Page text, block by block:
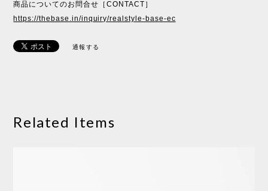
商品についてのお問合せ［CONTACT］
https://thebase.in/inquiry/realstyle-base-ec
通報する
Related Items